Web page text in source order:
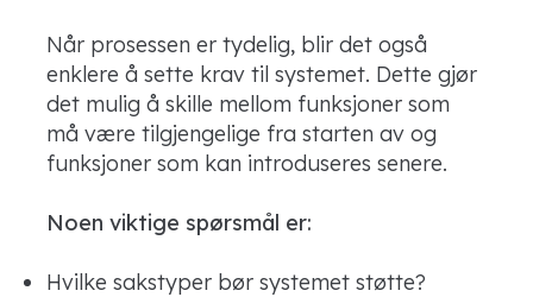
Når prosessen er tydelig, blir det også
enklere å sette krav til systemet. Dette gjør
det mulig å skille mellom funksjoner som
må være tilgjengelige fra starten av og
funksjoner som kan introduseres senere.
Noen viktige spørsmål er:
Hvilke sakstyper bør systemet støtte?